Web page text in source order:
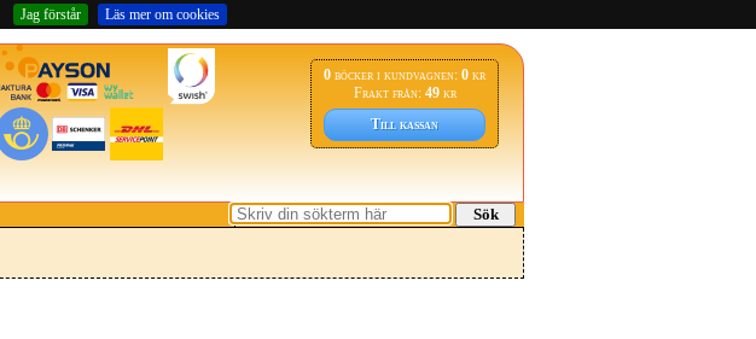
Jag förstår Läs mer om cookies
0 böcker i kundvagnen:0kr
Frakt från: 49kr
Till kassan
Sök